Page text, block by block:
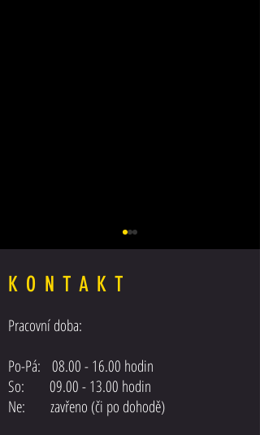
Posilovač řízení DAF XF 105 EEV
EURO5
KONTAKT
Pracovní doba:
Po-Pá: 08.00 - 16.00 hodin
So: 09.00 - 13.00 hodin
Ne: zavřeno (či po dohodě)